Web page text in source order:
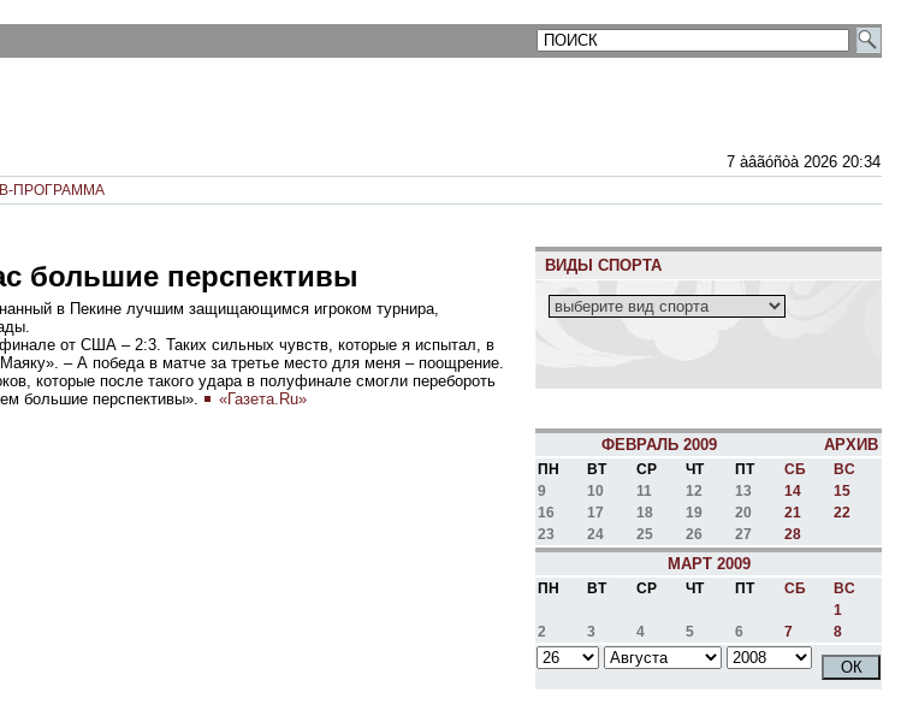
7 àâãóñòà 2026 20:34
ПРОГРАММА
большие перспективы
в Пекине лучшим защищающимся игроком турнира,
от США – 2:3. Таких сильных чувств, которые я испытал, в
– А победа в матче за третье место для меня – поощрение.
которые после такого удара в полуфинале смогли перебороть
большие перспективы».
«Газета.Ru»
ВИДЫ СПОРТА
ФЕВРАЛЬ 2009 АРХИВ
ПН ВТ СР ЧТ ПТ СБ
ВС
9
10 11 12 13 14
15
16
17 18 19 20 21
22
23
24 25 26 27 28
МАРТ 2009
ПН ВТ СР ЧТ ПТ СБ
ВС
1
2
3 4 5 6 7 8